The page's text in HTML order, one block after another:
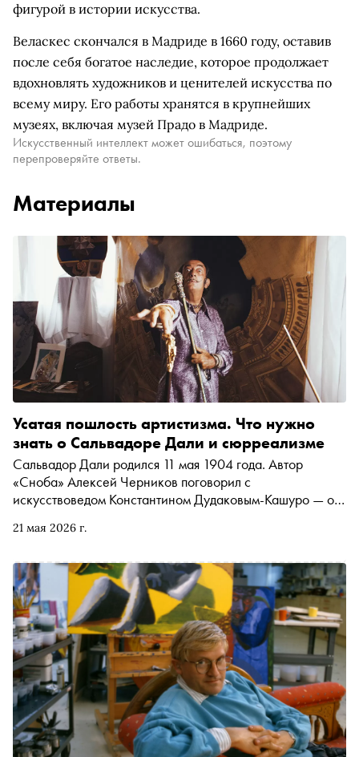
фигурой в истории искусства.
Веласкес скончался в Мадриде в 1660 году, оставив
после себя богатое наследие, которое продолжает
вдохновлять художников и ценителей искусства по
всему миру. Его работы хранятся в крупнейших
музеях, включая музей Прадо в Мадриде.
Искусственный интеллект может ошибаться, поэтому
перепроверяйте ответы.
Материалы
21 мая 2026 г.
Усатая пошлость артистизма. Что нужно
знать о Сальвадоре Дали и сюрреализме
Сальвадор Дали родился 11 мая 1904 года. Автор
«Сноба» Алексей Черников поговорил с
искусствоведом Константином Дудаковым-Кашуро — о
вписался в массовую культуру и можно ли назвать
которой одновременно мелькают фотографии котят и
сцены убийств